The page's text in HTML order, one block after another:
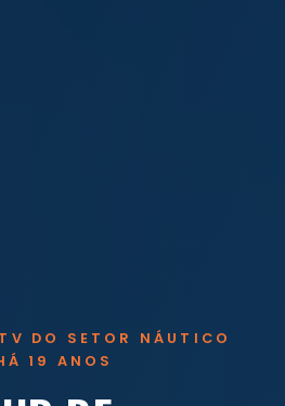
DO SETOR NÁUTICO
19 ANOS